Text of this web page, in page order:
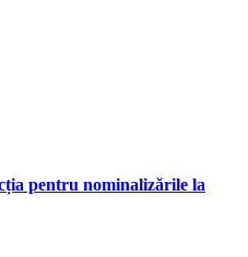
pentru nominalizările la